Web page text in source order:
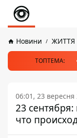
Новини ЖИТТЯ
ТОПТЕМА:
06:01, 23 вересня
23
что